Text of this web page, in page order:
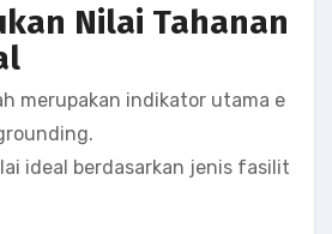
Nilai Tahanan
merupakan indikator utama e
ideal berdasarkan jenis fasilit